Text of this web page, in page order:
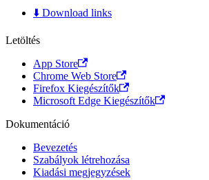
⬇️ Download links
Letöltés
App Store
Chrome Web Store
Firefox Kiegészítők
Microsoft Edge Kiegészítők
Dokumentáció
Bevezetés
Szabályok létrehozása
Kiadási megjegyzések